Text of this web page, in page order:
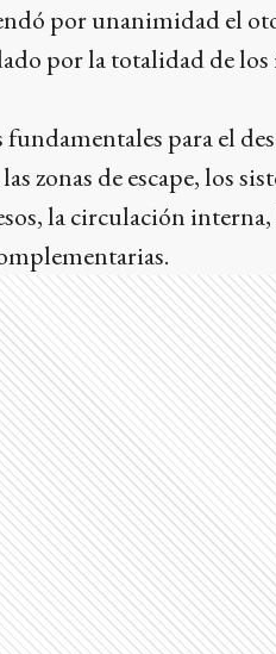
por unanimidad el
por la totalidad de los
fundamentales para el
zonas de escape, los
la circulación